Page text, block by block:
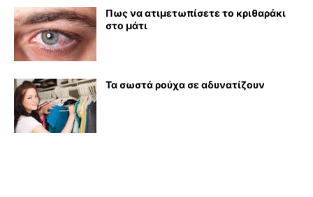
Πως να ατιμετωπίσετε το κριθαράκι
στο μάτι
Τα σωστά ρούχα σε αδυνατίζουν